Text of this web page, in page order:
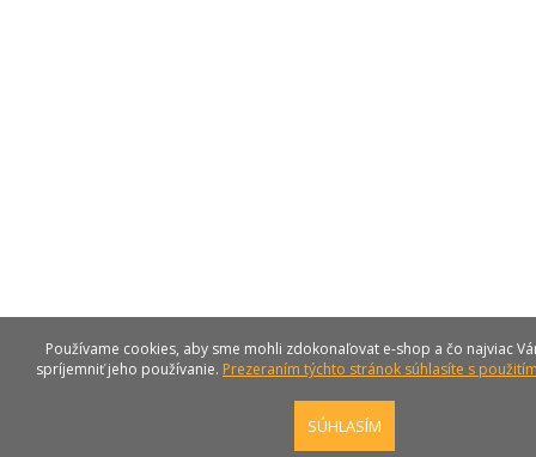
Používame cookies, aby sme mohli zdokonaľovat e-shop a čo najviac
spríjemniť jeho používanie. Prezeraním týchto stránok súhlasíte s
SÚHLASÍM